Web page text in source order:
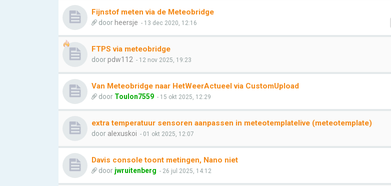
Fijnstof meten via de Meteobridge
door heersje - 13 dec 2020, 12:16
FTPS via meteobridge
doorpdw112 - 12 nov 2025, 19:23
Van Meteobridge naar HetWeerActueel via CustomUpload
door Toulon7559 - 15 okt 2025, 12:29
extra temperatuur sensoren aanpassen in meteotemplatelive (meteotemplate)
door alexuskoi - 01 okt 2025, 12:07
Davis console toont metingen, Nano niet
door jwruitenberg - 26 jul 2025, 14:12